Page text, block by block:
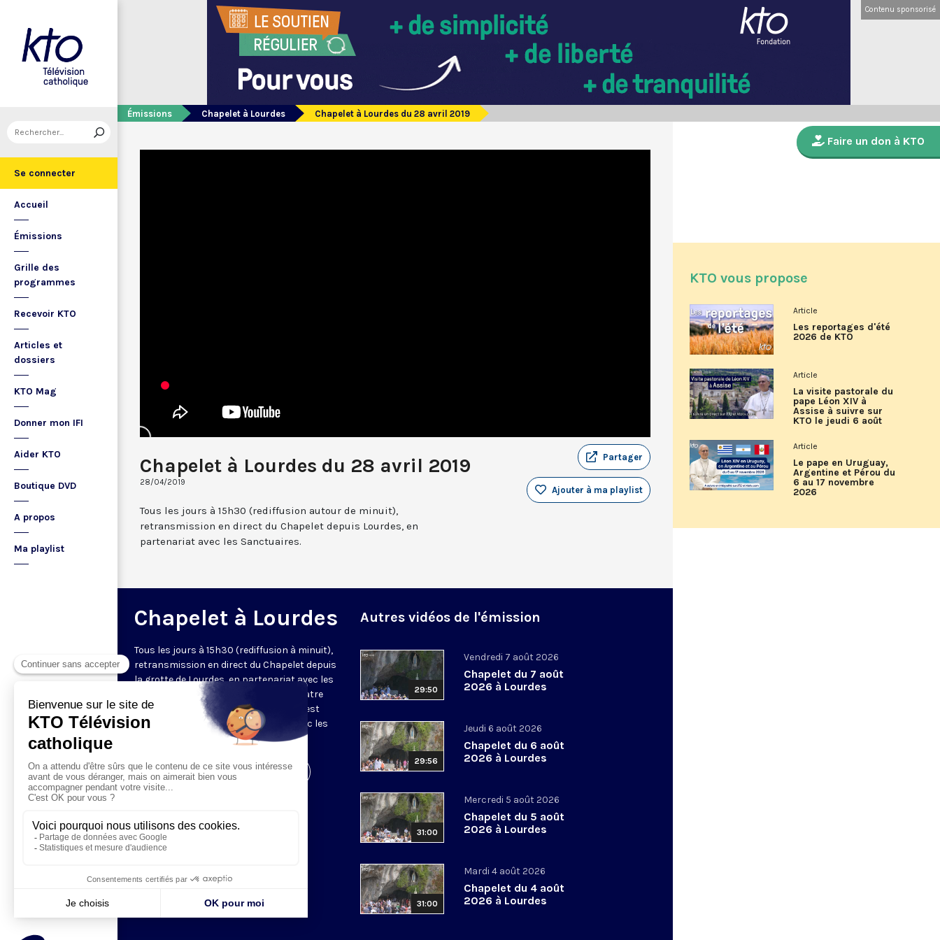
Se connecter
Accueil
Émissions
Grille des
programmes
Recevoir KTO
Articles et
dossiers
KTO Mag
Donner mon IFI
Aider KTO
Boutique DVD
A propos
Ma playlist
Contenu sponsorisé
Émissions Chapelet à Lourdes Chapelet à Lourdes du 28 avril 2019
Chapelet à Lourdes du 28 avril 2019
28/04/2019
Partager
Ajouter à ma playlist
Tous les jours à 15h30 (rediffusion autour de minuit),
retransmission en direct du Chapelet depuis Lourdes, en
partenariat avec les Sanctuaires.
Chapelet à Lourdes
Tous les jours à 15h30 (rediffusion à minuit),
retransmission en direct du Chapelet depuis
la grotte de Lourdes, en partenariat avec les
Sanctuaires. Chaque jour, l'une des quatre
méditations des mystères du Rosaire est
proposée en communion de prière avec les
Visiter la page de l'émission
Autres vidéos de l'émission
29:50
Vendredi 7 août 2026
Chapelet du 7 août
2026 à Lourdes
29:56
Jeudi 6 août 2026
Chapelet du 6 août
2026 à Lourdes
31:00
Mercredi 5 août 2026
Chapelet du 5 août
2026 à Lourdes
31:00
Mardi 4 août 2026
Chapelet du 4 août
2026 à Lourdes
Faire un don à KTO
KTO vous propose
Article
Les reportages d'été
2026 de KTO
Article
La visite pastorale du
pape Léon XIV à
Assise à suivre sur
KTO le jeudi 6 août
Article
Le pape en Uruguay,
Argentine et Pérou du
6 au 17 novembre
2026